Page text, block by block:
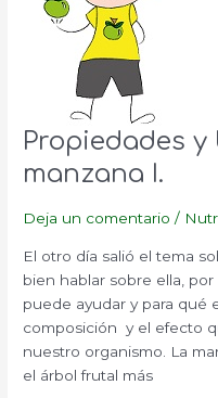
Propiedades
manzana I.
Deja un comentario /
El otro día salió el tema
bien hablar sobre ella,
puede ayudar y para qué
composición y el efecto
nuestro organismo. La
el árbol frutal más